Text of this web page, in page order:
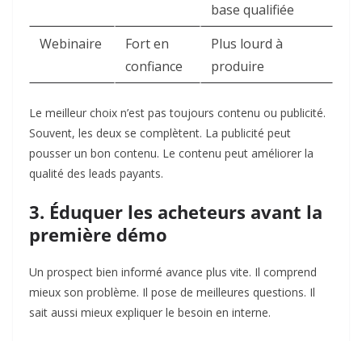
base qualifiée
Webinaire
Fort en
confiance
Plus lourd à
produire
Le meilleur choix n’est pas toujours contenu ou publicité.
Souvent, les deux se complètent. La publicité peut
pousser un bon contenu. Le contenu peut améliorer la
qualité des leads payants.
3. Éduquer les acheteurs avant la
première démo
Un prospect bien informé avance plus vite. Il comprend
mieux son problème. Il pose de meilleures questions. Il
sait aussi mieux expliquer le besoin en interne.